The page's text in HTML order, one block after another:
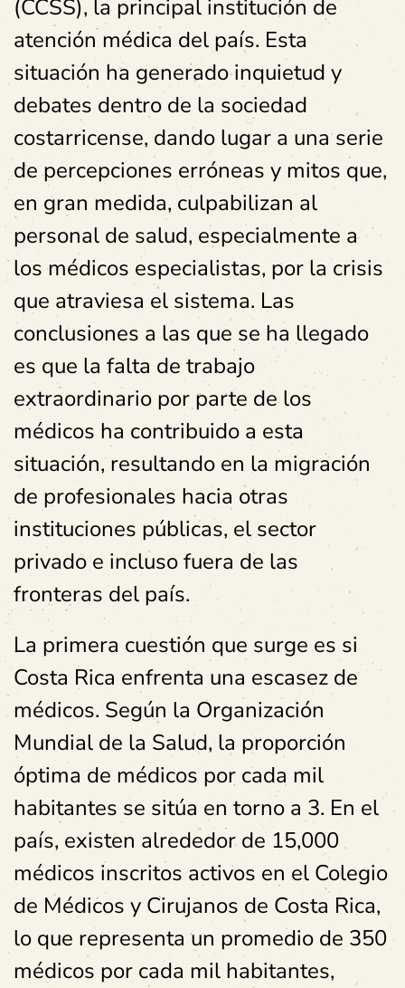
(CCSS), la principal institución de
atención médica del país. Esta
situación ha generado inquietud y
debates dentro de la sociedad
costarricense, dando lugar a una serie
de percepciones erróneas y mitos que,
en gran medida, culpabilizan al
personal de salud, especialmente a
los médicos especialistas, por la crisis
que atraviesa el sistema. Las
conclusiones a las que se ha llegado
es que la falta de trabajo
extraordinario por parte de los
médicos ha contribuido a esta
situación, resultando en la migración
de profesionales hacia otras
instituciones públicas, el sector
privado e incluso fuera de las
fronteras del país.
La primera cuestión que surge es si
Costa Rica enfrenta una escasez de
médicos. Según la Organización
Mundial de la Salud, la proporción
óptima de médicos por cada mil
habitantes se sitúa en torno a 3. En el
país, existen alrededor de 15,000
médicos inscritos activos en el Colegio
de Médicos y Cirujanos de Costa Rica,
lo que representa un promedio de 350
médicos por cada mil habitantes,